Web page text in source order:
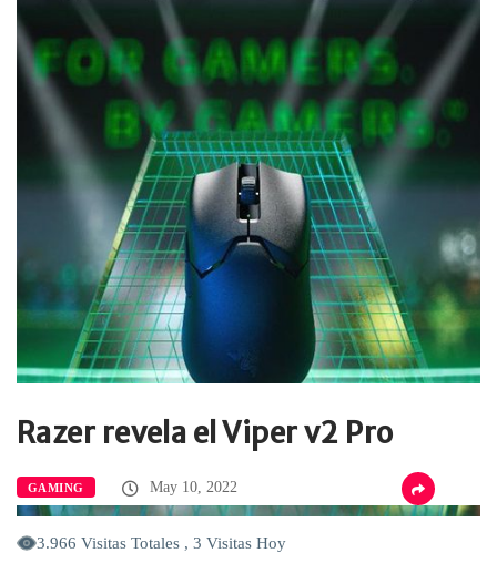
Razer revela el Viper v2 Pro
GAMING May 10, 2022
3.966 Visitas Totales , 3 Visitas Hoy